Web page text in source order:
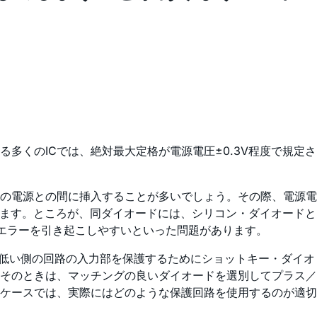
多くのICでは、絶対最大定格が電源電圧±0.3V程度で規定さ
電源との間に挿入することが多いでしょう。その際、電源電
。ところが、同ダイオードには、シリコン・ダイオードと
ーを引き起こしやすいといった問題があります。
側の回路の入力部を保護するためにショットキー・ダイオ
のときは、マッチングの良いダイオードを選別してプラス／
ースでは、実際にはどのような保護回路を使用するのが適切